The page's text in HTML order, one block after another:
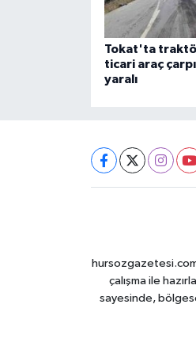
Tokat'ta
ticari araç
yaralı
çalışma ile
sayesinde,